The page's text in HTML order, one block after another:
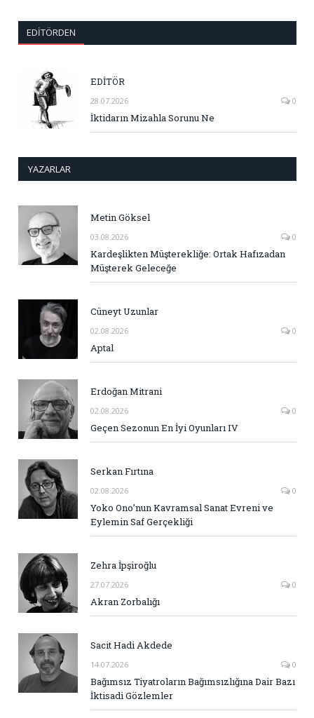
EDITÖRDEN
EDİTÖR
28.07.2026 0
İktidarın Mizahla Sorunu Ne
YAZARLAR
Metin Göksel
03.08.2026 0
Kardeşlikten Müşterekliğe: Ortak Hafızadan
Müşterek Geleceğe
Cüneyt Uzunlar
02.08.2026 0
Aptal
Erdoğan Mitrani
02.08.2026 0
Geçen Sezonun En İyi Oyunları IV
Serkan Fırtına
02.08.2026 0
Yoko Ono’nun Kavramsal Sanat Evreni ve
Eylemin Saf Gerçekliği
Zehra İpşiroğlu
27.07.2026 0
Akran Zorbalığı
Sacit Hadi Akdede
14.07.2026 0
Bağımsız Tiyatroların Bağımsızlığına Dair Bazı
İktisadi Gözlemler